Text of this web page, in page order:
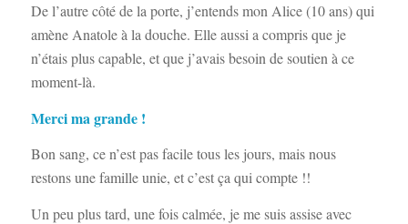
De l’autre côté de la porte, j’entends mon Alice (10 ans) qui
amène Anatole à la douche. Elle aussi a compris que je
n’étais plus capable, et que j’avais besoin de soutien à ce
moment-là.
Merci ma grande !
Bon sang, ce n’est pas facile tous les jours, mais nous
restons une famille unie, et c’est ça qui compte !!
Un peu plus tard, une fois calmée, je me suis assise avec